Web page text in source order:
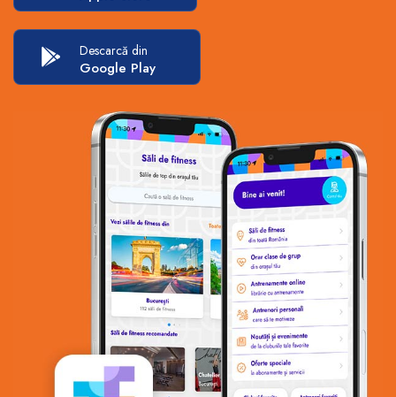
Descarcă din
Google Play